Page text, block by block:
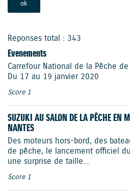
Reponses total : 343
Evenements
Carrefour National de la Pêche
Du 17 au 19 janvier 2020
Score 1
SUZUKI AU SALON DE LA PÊCHE EN
NANTES
Des moteurs hors-bord, des
de pêche, le lancement officiel
une surprise de taille...
Score 1